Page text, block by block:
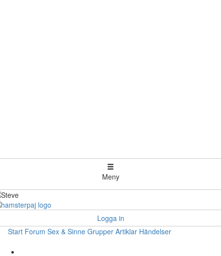
Meny
Logga in
Start Forum Sex & Sinne Grupper Artiklar Händelser